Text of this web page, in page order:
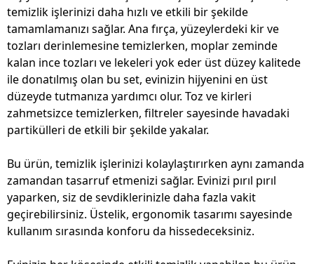
temizlik işlerinizi daha hızlı ve etkili bir şekilde
tamamlamanızı sağlar. Ana fırça, yüzeylerdeki kir ve
tozları derinlemesine temizlerken, moplar zeminde
kalan ince tozları ve lekeleri yok eder üst düzey kalitede
ile donatılmış olan bu set, evinizin hijyenini en üst
düzeyde tutmanıza yardımcı olur. Toz ve kirleri
zahmetsizce temizlerken, filtreler sayesinde havadaki
partikülleri de etkili bir şekilde yakalar.
Bu ürün, temizlik işlerinizi kolaylaştırırken aynı zamanda
zamandan tasarruf etmenizi sağlar. Evinizi pırıl pırıl
yaparken, siz de sevdiklerinizle daha fazla vakit
geçirebilirsiniz. Üstelik, ergonomik tasarımı sayesinde
kullanım sırasında konforu da hissedeceksiniz.